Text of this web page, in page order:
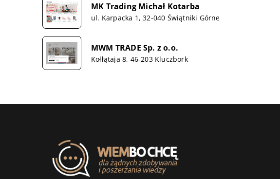
MK Trading Michał Kotarba
ul. Karpacka 1, 32-040 Świątniki Górne
MWM TRADE Sp. z o.o.
Kołłątaja 8, 46-203 Kluczbork